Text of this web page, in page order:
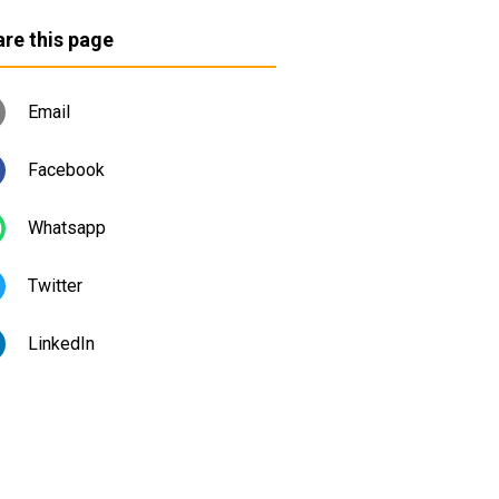
this page
Email
Facebook
Whatsapp
Twitter
LinkedIn